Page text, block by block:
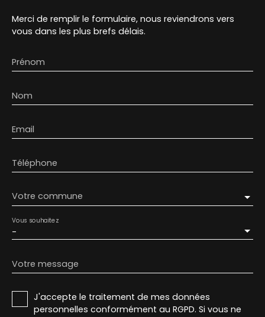
Merci de remplir le formulaire, nous reviendrons vers
vous dans les plus brefs délais.
Prénom
Nom
Email
Téléphone
Votre commune
-
Vous souhaitez
Votre message
J'accepte le traitement de mes données
personnelles conformément au RGPD. Si vous ne